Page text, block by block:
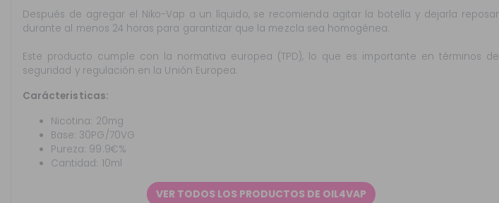
Después de agregar el Niko-Vap a un líquido, se recomienda agitar la botella y dejarla reposar
durante al menos 24 horas para garantizar que la mezcla sea homogénea.
Este producto cumple con la normativa europea (TPD), lo que es importante en términos de
seguridad y regulación en la Unión Europea.
Carácteristicas:
Nicotina: 20mg
Base: 30PG/70VG
Pureza: 99.9€%
Cantidad: 10ml
VER TODOS LOS PRODUCTOS DE OIL4VAP